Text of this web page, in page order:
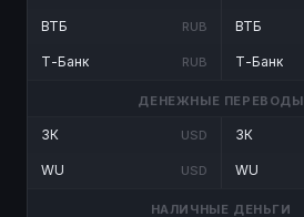
ВТБ RUB
Т-Банк RUB
ВТБ
Т-Банк
ДЕНЕЖНЫЕ ПЕРЕВОДЫ
ЗК USD
WU USD
ЗК
WU
НАЛИЧНЫЕ ДЕНЬГИ